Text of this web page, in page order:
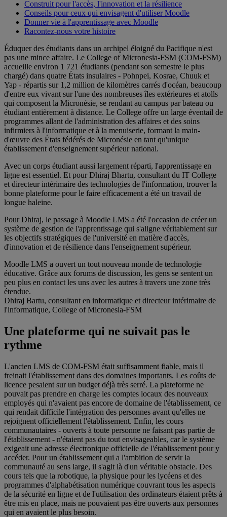
Construit pour l'accès, l'innovation et la résilience
Conseils pour ceux qui envisagent d'utiliser Moodle
Donner vie à l'apprentissage avec Moodle
Racontez-nous votre histoire
Éduquer des étudiants dans un archipel éloigné du Pacifique n'est
pas une mince affaire. Le College of Micronesia-FSM (COM-FSM)
accueille environ 1 721 étudiants (pendant son semestre le plus
chargé) dans quatre États insulaires - Pohnpei, Kosrae, Chuuk et
Yap - répartis sur 1,2 million de kilomètres carrés d'océan, beaucoup
d'entre eux vivant sur l'une des nombreuses îles extérieures et atolls
qui composent la Micronésie, se rendant au campus par bateau ou
étudiant entièrement à distance. Le College offre un large éventail de
programmes allant de l'administration des affaires et des soins
infirmiers à l'informatique et à la menuiserie, formant la main-
d'œuvre des États fédérés de Micronésie en tant qu'unique
établissement d'enseignement supérieur national.
Avec un corps étudiant aussi largement réparti, l'apprentissage en
ligne est essentiel. Et pour Dhiraj Bhartu, consultant du IT College
et directeur intérimaire des technologies de l'information, trouver la
bonne plateforme pour le faire efficacement a été un travail de
longue haleine.
Pour Dhiraj, le passage à Moodle LMS a été l'occasion de créer un
système de gestion de l'apprentissage qui s'aligne véritablement sur
les objectifs stratégiques de l'université en matière d'accès,
d'innovation et de résilience dans l'enseignement supérieur.
Moodle LMS a ouvert un tout nouveau monde de technologie
éducative. Grâce aux forums de discussion, les gens se sentent un
peu plus en contact les uns avec les autres à travers une zone très
étendue.
Dhiraj Bartu, consultant en informatique et directeur intérimaire de
l'informatique, College of Micronesia-FSM
Une plateforme qui ne suivait pas le
rythme
L'ancien LMS de COM-FSM était suffisamment fiable, mais il
freinait l'établissement dans des domaines importants. Les coûts de
licence pesaient sur un budget déjà très serré. La plateforme ne
pouvait pas prendre en charge les comptes locaux des nouveaux
employés qui n'avaient pas encore de domaine de l'établissement, ce
qui rendait difficile l'intégration des personnes avant qu'elles ne
rejoignent officiellement l'établissement. Enfin, les cours
communautaires - ouverts à toute personne ne faisant pas partie de
l'établissement - n'étaient pas du tout envisageables, car le système
exigeait une adresse électronique officielle de l'établissement pour y
accéder. Pour un établissement qui a l'ambition de servir la
communauté au sens large, il s'agit là d'un véritable obstacle. Des
cours tels que la robotique, la physique pour les lycéens et des
programmes d'alphabétisation numérique couvrant tous les aspects
de la sécurité en ligne et de l'utilisation des ordinateurs étaient prêts à
être mis en place, mais ne pouvaient pas être ouverts aux personnes
qui en avaient le plus besoin.